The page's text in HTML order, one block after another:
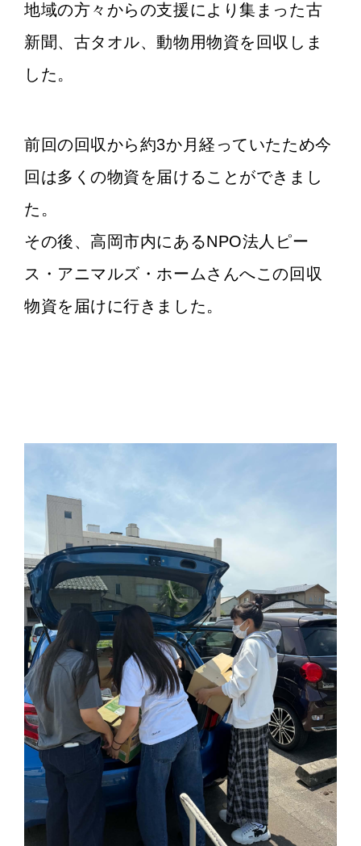
地域の方々からの支援により集まった古
新聞、古タオル、動物用物資を回収しま
した。
前回の回収から約3か月経っていたため今
回は多くの物資を届けることができまし
た。
その後、高岡市内にあるNPO法人ピー
ス・アニマルズ・ホームさんへこの回収
物資を届けに行きました。